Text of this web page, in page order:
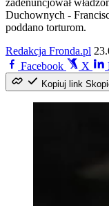
zadenuncjował
Duchownych -
poddano torturom.
Redakcja Fronda.pl
Facebook
X
Kopiuj link